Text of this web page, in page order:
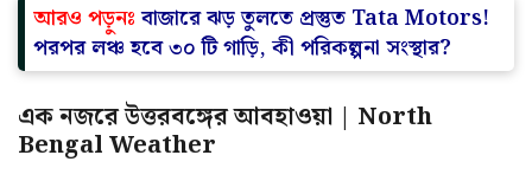
আরও পড়ুনঃ বাজারে ঝড় তুলতে প্রস্তুত Tata Motors!
পরপর লঞ্চ হবে ৩০ টি গাড়ি, কী পরিকল্পনা সংস্থার?
এক নজরে উত্তরবঙ্গের আবহাওয়া | North
Bengal Weather